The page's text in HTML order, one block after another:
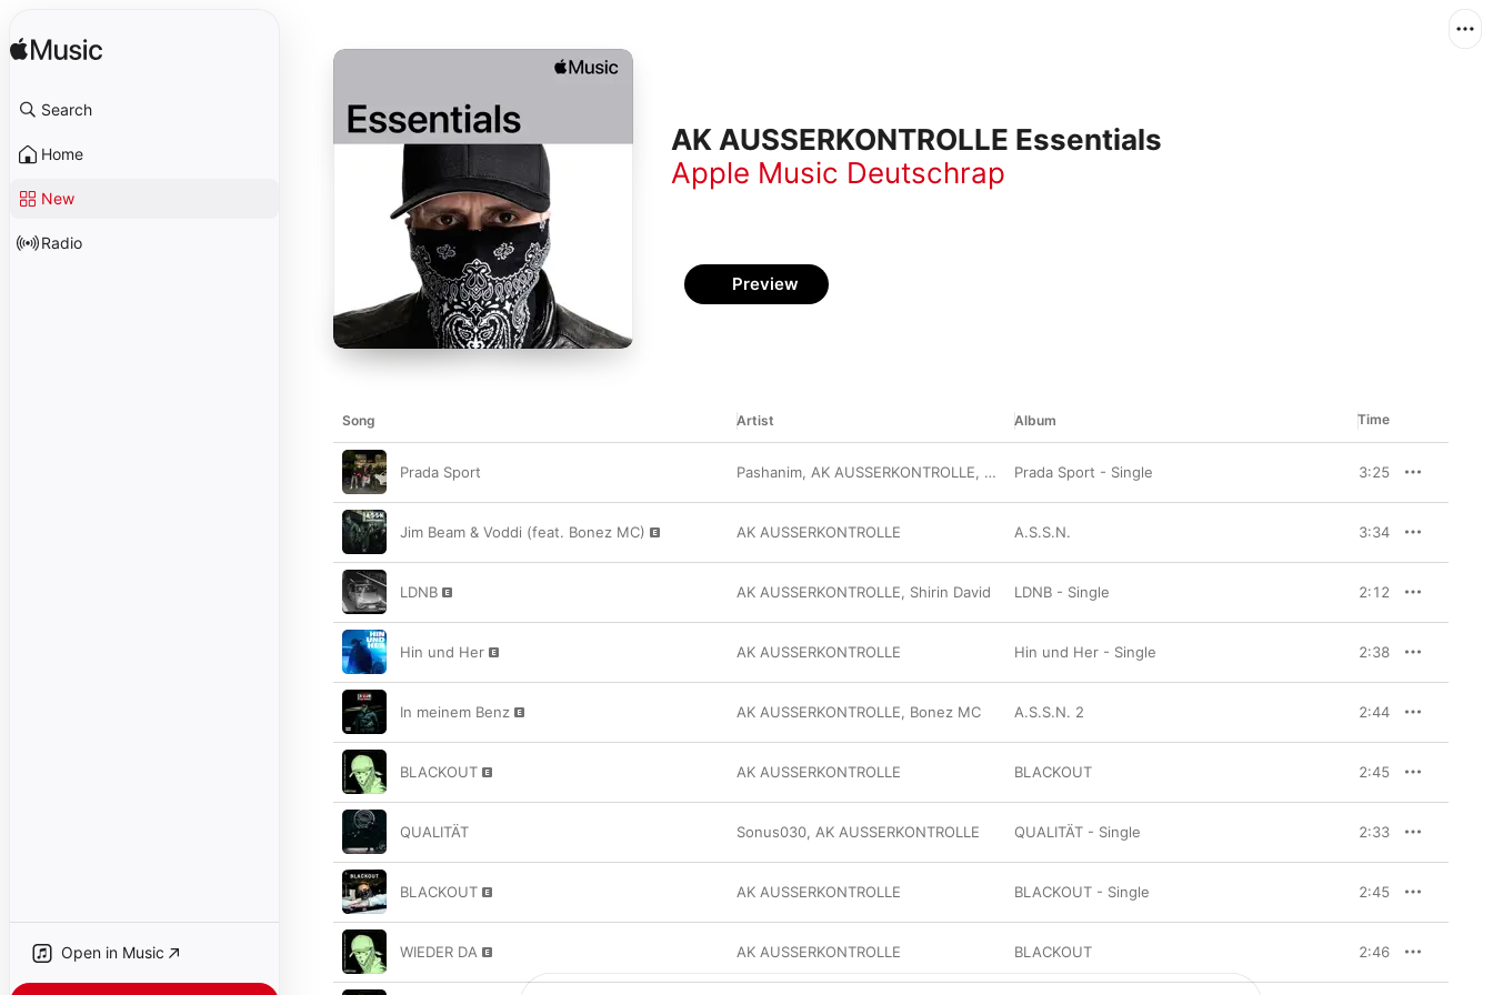
Search
Home
New
Radio
Open in Music
AK AUSSERKONTROLLE Essentials
Apple Music Deutschrap
Preview
Song Artist Album Time
Prada Sport Pashanim, AK AUSSERKONTROLLE, Selim61Prada Sport - Single 3:25
Jim Beam & Voddi (feat. Bonez MC) AK AUSSERKONTROLLE A.S.S.N. 3:34
LDNB AK AUSSERKONTROLLE, Shirin David LDNB - Single 2:12
Hin und Her AK AUSSERKONTROLLE Hin und Her - Single 2:38
In meinem Benz AK AUSSERKONTROLLE, Bonez MC A.S.S.N. 2 2:44
BLACKOUT AK AUSSERKONTROLLE BLACKOUT 2:45
QUALITÄT Sonus030, AK AUSSERKONTROLLE QUALITÄT - Single 2:33
BLACKOUT AK AUSSERKONTROLLE BLACKOUT - Single 2:45
WIEDER DA AK AUSSERKONTROLLE BLACKOUT 2:46